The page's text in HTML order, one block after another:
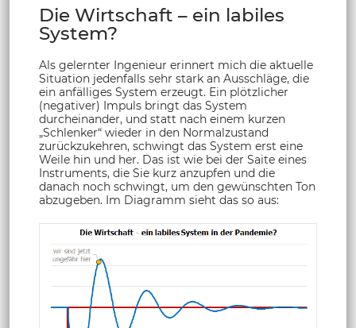
Die Wirtschaft – ein labiles
System?
Als gelernter Ingenieur erinnert mich die aktuelle
Situation jedenfalls sehr stark an Ausschläge, die
ein anfälliges System erzeugt. Ein plötzlicher
(negativer) Impuls bringt das System
durcheinander, und statt nach einem kurzen
„Schlenker“ wieder in den Normalzustand
zurückzukehren, schwingt das System erst eine
Weile hin und her. Das ist wie bei der Saite eines
Instruments, die Sie kurz anzupfen und die
danach noch schwingt, um den gewünschten Ton
abzugeben. Im Diagramm sieht das so aus: